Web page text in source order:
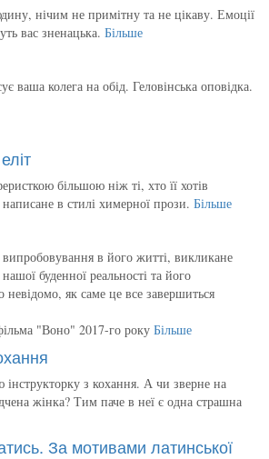
нічим не примітну та не цікаву. Емоції
вас зненацька. Більше
ваша колега на обід. Геловінська оповідка.
більшою ніж ті, хто її хотів
в стилі химерної прози. Більше
в його житті, викликане
буденної реальності та його
невідомо, як саме це все завершиться
"Воно" 2017-го року Більше
інструкторку з кохання. А чи зверне на
жінка? Тим паче в неї є одна страшна
За мотивами латинської